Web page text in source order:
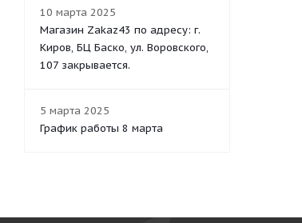
10 марта 2025
Магазин Zakaz43 по адресу: г.
Киров, БЦ Баско, ул. Воровского,
107 закрывается.
5 марта 2025
График работы 8 марта